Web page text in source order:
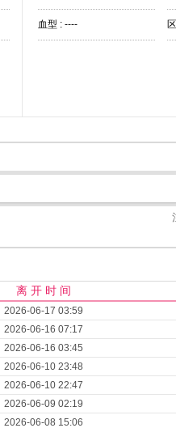
血型 : ----
离 开 时 间
2026-06-17 03:59
2026-06-16 07:17
2026-06-16 03:45
2026-06-10 23:48
2026-06-10 22:47
2026-06-09 02:19
2026-06-08 15:06